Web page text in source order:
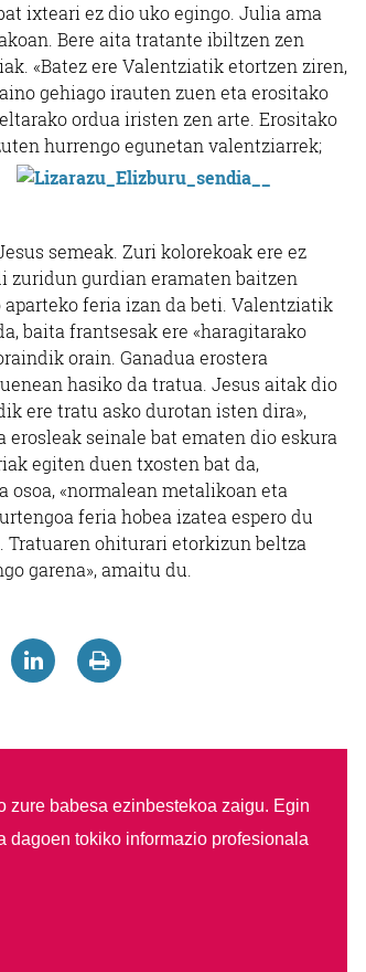
ixteari ez dio uko egingo. Julia ama
Bere aita tratante ibiltzen zen
«Batez ere Valentziatik etortzen ziren,
gehiago irauten zuen eta erositako
ordua iristen zen arte. Erositako
hurrengo egunetan valentziarrek;
semeak. Zuri kolorekoak ere ez
zuridun gurdian eramaten baitzen
feria izan da beti. Valentziatik
baita frantsesak ere «haragitarako
orain. Ganadua erostera
hasiko da tratua. Jesus aitak dio
ere tratu asko durotan isten dira»,
erosleak seinale bat ematen dio eskura
egiten duen txosten bat da,
«normalean metalikoan eta
feria hobea izatea espero du
Tratuaren ohiturari etorkizun beltza
garena», amaitu du.
zure babesa ezinbestekoa zaigu. Egin
dagoen tokiko informazio profesionala